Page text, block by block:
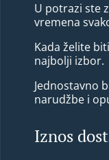
U potrazi ste
vremena
Kada želite
najbolji izbor.
Jednostavno
narudžbe i
Iznos